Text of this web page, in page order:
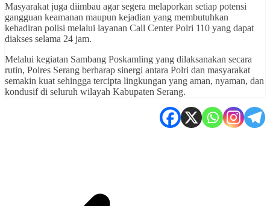
Masyarakat juga diimbau agar segera melaporkan setiap potensi
gangguan keamanan maupun kejadian yang membutuhkan
kehadiran polisi melalui layanan Call Center Polri 110 yang dapat
diakses selama 24 jam.
Melalui kegiatan Sambang Poskamling yang dilaksanakan secara
rutin, Polres Serang berharap sinergi antara Polri dan masyarakat
semakin kuat sehingga tercipta lingkungan yang aman, nyaman, dan
kondusif di seluruh wilayah Kabupaten Serang.